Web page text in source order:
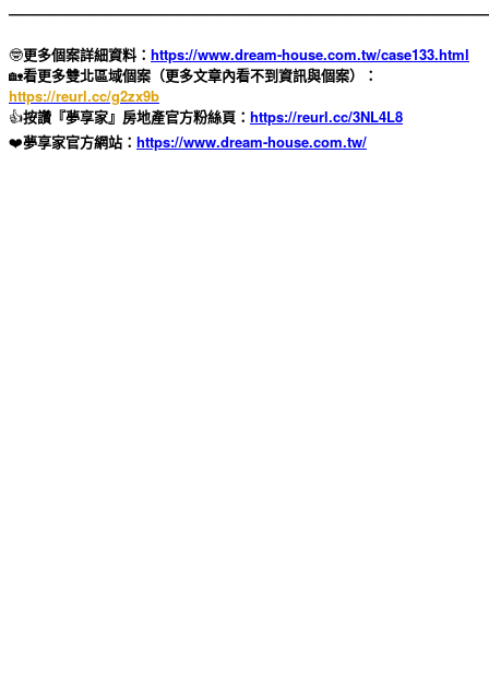
🤓更多個案詳細資料： https://www.dream-house.com.tw/case133.html
🏡看更多雙北區域個案（更多文章內看不到資訊與個案）：
https://reurl.cc/g2zx9b
👍按讚『夢享家』房地產官方粉絲頁： https://reurl.cc/3NL4L8
❤️夢享家官方網站： https://www.dream-house.com.tw/